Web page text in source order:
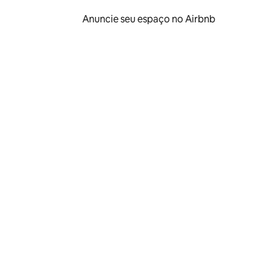
Anuncie seu espaço no Airbnb
o dedo na tela.